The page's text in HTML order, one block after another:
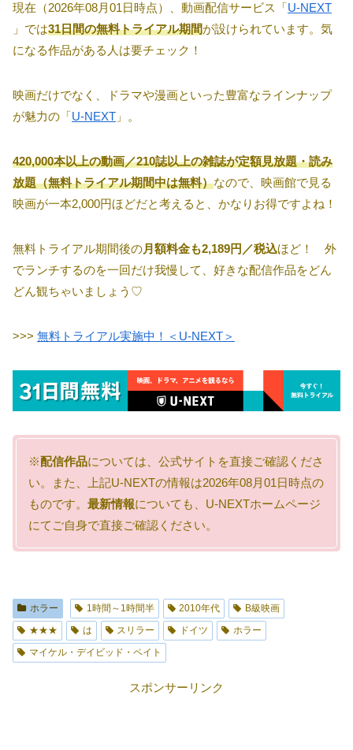
現在（2026年08月01日時点）、動画配信サービス「U-NEXT
」では31日間の無料トライアル期間が設けられています。気
になる作品がある人は要チェック！
映画だけでなく、ドラマや漫画といった豊富なラインナップ
が魅力の「U-NEXT 」。
420,000本以上の動画／210誌以上の雑誌が定額見放題・読み
放題（無料トライアル期間中は無料）なので、映画館で見る
映画が一本2,000円ほどだと考えると、かなりお得ですよね！
無料トライアル期間後の月額料金も2,189円／税込ほど！ 外
でランチするのを一回だけ我慢して、好きな配信作品をどん
どん観ちゃいましょう♡
>>> 無料トライアル実施中！＜U-NEXT＞
※配信作品については、公式サイトを直接ご確認くださ
い。また、上記U-NEXTの情報は2026年08月01日時点の
ものです。 最新情報についても、U-NEXTホームページ
にてご自身で直接ご確認ください。
ホラー 1時間～1時間半 2010年代
B級映画
★★★
は スリラー ドイツ
ホラー
マイケル・デイビッド・ペイト
スポンサーリンク